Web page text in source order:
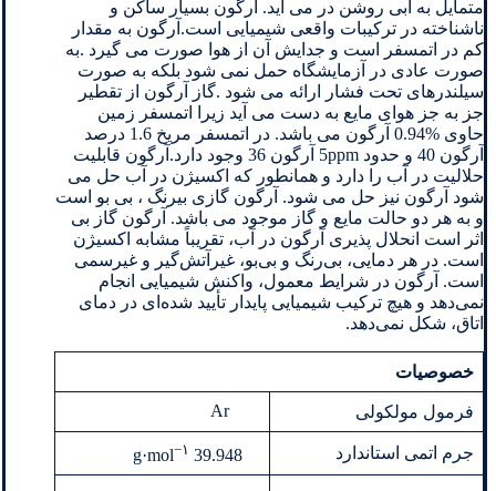
متمایل به آبی روشن در می آید. آرگون بسیار ساکن و
ناشناخته در ترکیبات واقعی شیمیایی است.آرگون به مقدار
کم در اتمسفر است و جدایش آن از هوا صورت می گیرد .به
صورت عادی در آزمایشگاه حمل نمی شود بلکه به صورت
سیلندرهای تحت فشار ارائه می شود .گاز آرگون از تقطیر
جز به جز هوای مایع به دست می آید زیرا اتمسفر زمین
حاوی %0.94 آرگون می باشد. در اتمسفر مریخ 1.6 درصد
آرگون 40 و حدود 5ppm آرگون 36 وجود دارد.آرگون قابلیت
حلالیت در آب را دارد و همانطور که اکسیژن در آب حل می
شود آرگون نیز حل می شود. آرگون گازی بیرنگ ، بی بو است
و به هر دو حالت مایع و گاز موجود می باشد. آرگون گاز بی
اثر است انحلال‌ پذیری آرگون در آب، تقریباً مشابه اکسیژن
است. در هر دمایی، بی‌رنگ و بی‌بو، غیرآتش‌گیر و غیرسمی
است. آرگون در شرایط معمول، واکنش شیمیایی انجام
نمی‌دهد و هیچ ترکیب شیمیایی پایدار تأیید شده‌ای در دمای
اتاق، شکل نمی‌دهد.
خصوصیات
فرمول مولکولی Ar
جرم اتمی استاندارد −۱